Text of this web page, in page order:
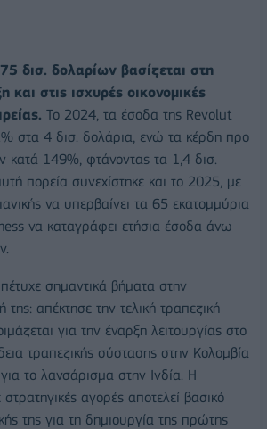
δισ. δολαρίων βασίζεται στη
και στις ισχυρές οικονομικές
Το 2024, τα έσοδα της Revolut
στα 4 δισ. δολάρια, ενώ τα κέρδη προ
κατά 149%, φτάνοντας τα 1,4 δισ.
πορεία συνεχίστηκε και το 2025, με
να υπερβαίνει τα 65 εκατομμύρια
να καταγράφει ετήσια έσοδα άνω
σημαντικά βήματα στην
της: απέκτησε την τελική τραπεζική
για την έναρξη λειτουργίας στο
τραπεζικής σύστασης στην Κολομβία
για το λανσάρισμα στην Ινδία. Η
αγορές αποτελεί βασικό
της για τη δημιουργία της πρώτης